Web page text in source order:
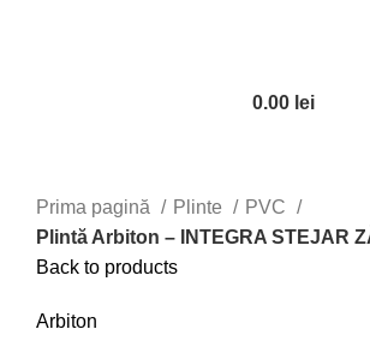
0.00 lei
Prima pagină
Plinte
PVC
Plintă Arbiton – INTEGRA STEJAR
Back to products
Arbiton